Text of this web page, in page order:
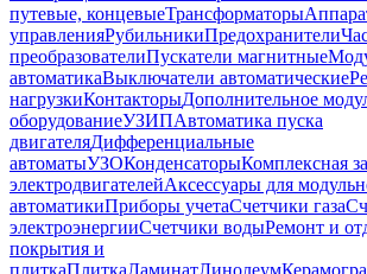
путевые, концевыеТрансформаторы
управленияРубильникиПредохранители
преобразователиПускатели магнитные
автоматикаВыключатели автоматические
нагрузкиКонтакторыДополнительное
оборудованиеУЗИПАвтоматика пуска
двигателяДифференциальные
автоматыУЗОКонденсаторыКомплексная
электродвигателейАксессуары для
автоматикиПриборы учетаСчетчики газа
электроэнергииСчетчики водыРемонт и
покрытия и
плиткаПлиткаЛаминатЛинолеум